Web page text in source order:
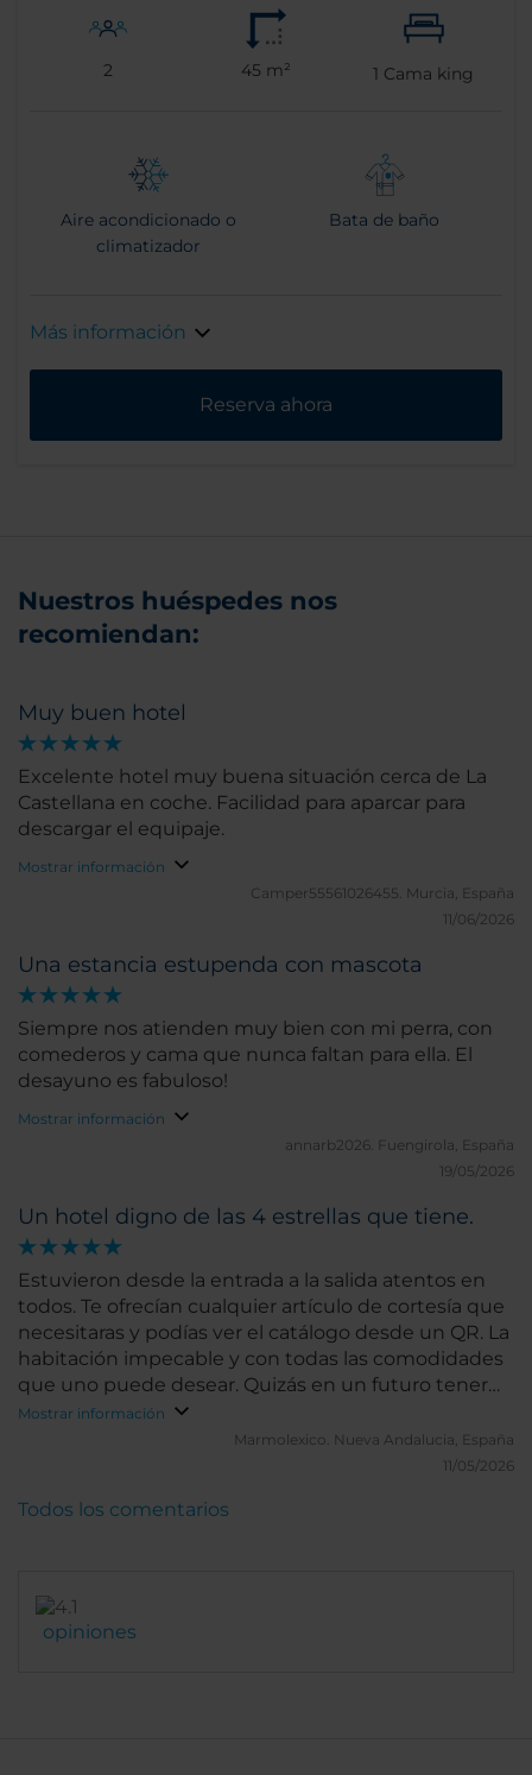
2 45 m² 1 Cama king
Aire acondicionado o
climatizador
Bata de baño
Más información
Reserva ahora
Nuestros huéspedes nos
recomiendan:
Muy buen hotel
Excelente hotel muy buena situación cerca de La
Castellana en coche. Facilidad para aparcar para
descargar el equipaje.
Mostrar información
Camper55561026455. Murcia, España
11/06/2026
Una estancia estupenda con mascota
Siempre nos atienden muy bien con mi perra, con
comederos y cama que nunca faltan para ella. El
desayuno es fabuloso!
Mostrar información
annarb2026.
Fuengirola, España
19/05/2026
Un hotel digno de las 4 estrellas que tiene.
Estuvieron desde la entrada a la salida atentos en
todos. Te ofrecían cualquier artículo de cortesía que
necesitaras y podías ver el catálogo desde un QR. La
habitación impecable y con todas las comodidades
que uno puede desear. Quizás en un futuro tener
plato ducha y una cama única grande pero eso fue
fallo mío de no indicarlo. El servicio de restaurante
también 10/10 y la comida muy rica aunque los
demanda.
Mostrar información
Marmolexico. Nueva Andalucia, España
11/05/2026
opiniones
Todos los comentarios